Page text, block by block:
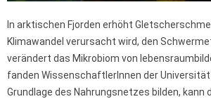
In arktischen Fjorden erhöht
Klimawandel verursacht wird, den
verändert das Mikrobiom von
fanden WissenschaftlerInnen der Universität
Grundlage des Nahrungsnetzes bilden, kann